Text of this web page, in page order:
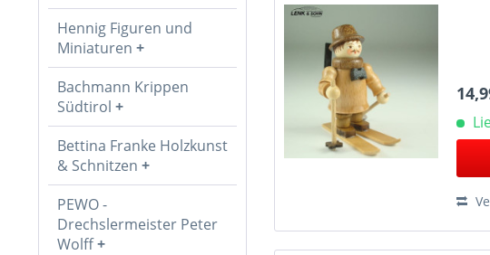
Hennig Figuren und
Miniaturen
Bachmann Krippen
Südtirol
Bettina Franke Holzkunst
& Schnitzen
PEWO -
Drechslermeister Peter
Wolff